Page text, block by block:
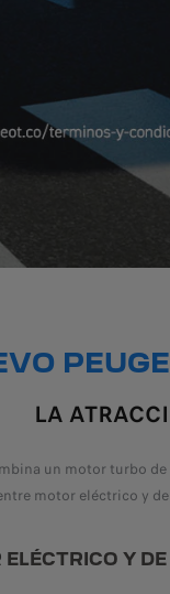
LA
un motor turbo
motor eléctrico y
Y